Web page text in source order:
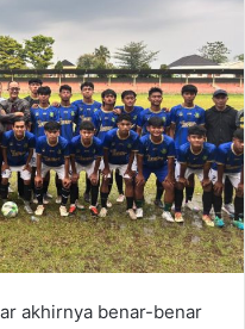
akhirnya benar-benar